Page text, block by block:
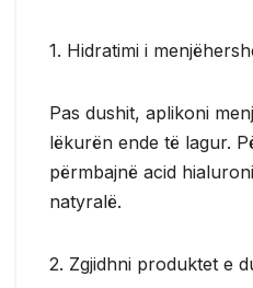
1. Hidratimi i
Pas dushit, aplikoni
lëkurën ende të lagur.
përmbajnë acid
natyralë.
2. Zgjidhni produktet e